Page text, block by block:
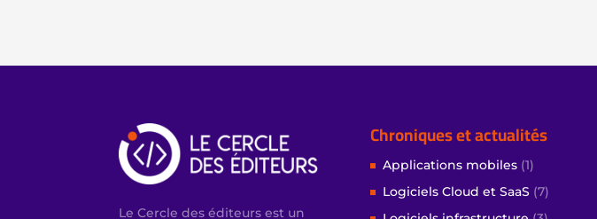
Le Cercle des éditeurs est un
Chroniques et actualités
Applications mobiles(1)
Logiciels Cloud et SaaS (7)